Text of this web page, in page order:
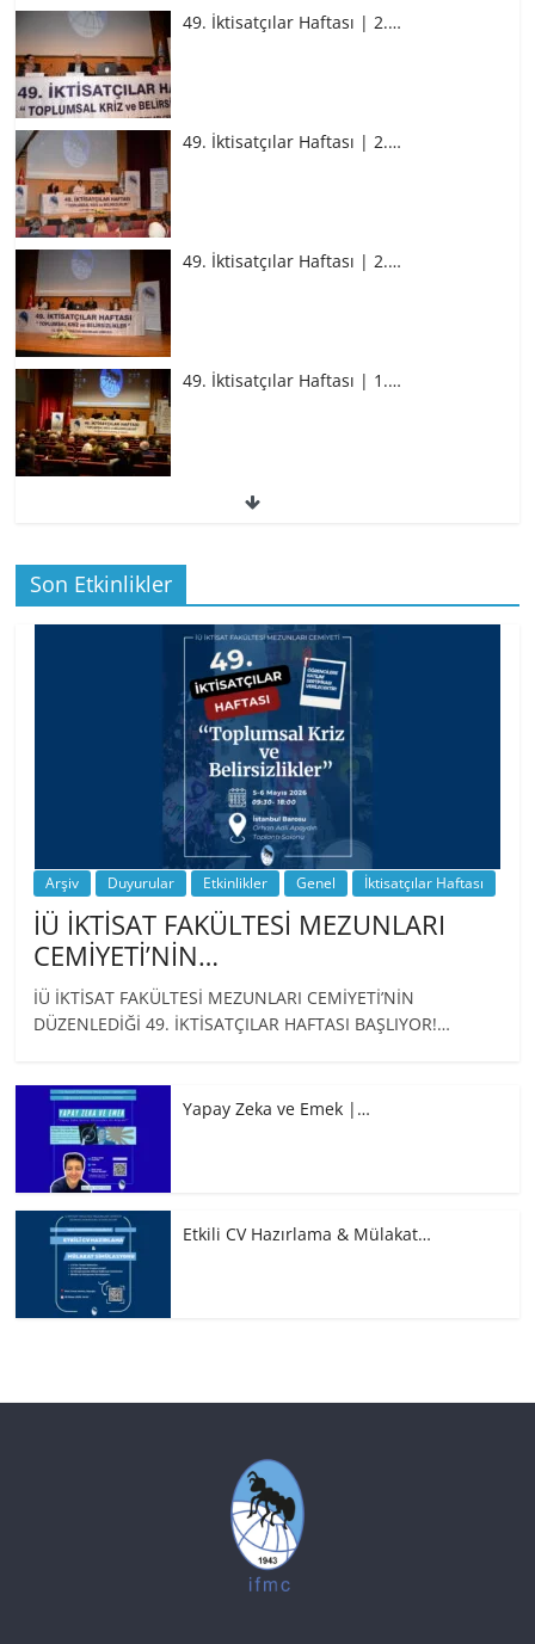
49. İktisatçılar Haftası | 2.…
49. İktisatçılar Haftası | 2.…
49. İktisatçılar Haftası | 2.…
49. İktisatçılar Haftası | 1.…
49. İktisatçılar Haftası | 1.…
BİZ İKTİSATLILAR: İÇİMİZDEN BİRİ PROF.
…
Son Etkinlikler
Arşiv Duyurular Etkinlikler Genel İktisatçılar Haftası
İÜ İKTİSAT FAKÜLTESİ MEZUNLARI
CEMİYETİ’NİN…
İÜ İKTİSAT FAKÜLTESİ MEZUNLARI CEMİYETİ’NİN
DÜZENLEDİĞİ 49. İKTİSATÇILAR HAFTASI BAŞLIYOR!…
Yapay Zeka ve Emek |…
Etkili CV Hazırlama & Mülakat…